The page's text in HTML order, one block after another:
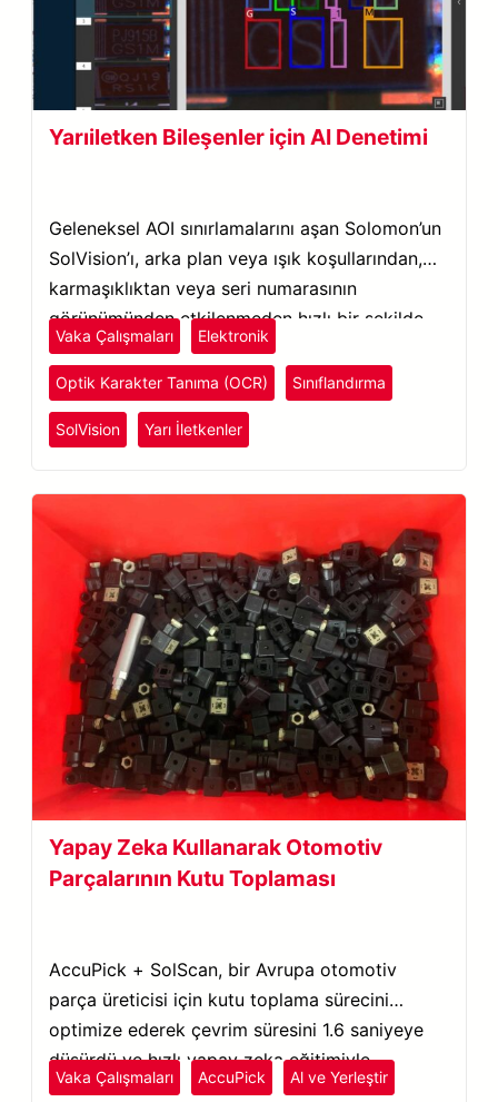
Yarıiletken Bileşenler için AI Denetimi
Geleneksel AOI sınırlamalarını aşan Solomon’un
SolVision’ı, arka plan veya ışık koşullarından,
karmaşıklıktan veya seri numarasının
görünümünden etkilenmeden hızlı bir şekilde
OCR gerçekleştirir.
Vaka Çalışmaları Elektronik
Optik Karakter Tanıma (OCR) Sınıflandırma
SolVision Yarı İletkenler
Yapay Zeka Kullanarak Otomotiv
Parçalarının Kutu Toplaması
AccuPick + SolScan, bir Avrupa otomotiv
parça üreticisi için kutu toplama sürecini
optimize ederek çevrim süresini 1.6 saniyeye
düşürdü ve hızlı yapay zeka eğitimiyle
verimliliği artırdı.
Vaka Çalışmaları AccuPick Al ve Yerleştir